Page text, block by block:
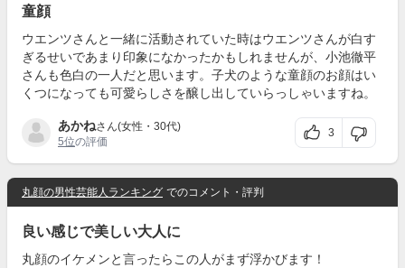
童顔
ウエンツさんと一緒に活動されていた時はウエンツさんが白す
ぎるせいであまり印象になかったかもしれませんが、小池徹平
さんも色白の一人だと思います。子犬のような童顔のお顔はい
くつになっても可愛らしさを醸し出していらっしゃいますね。
あかねさん(女性・30代)
5位の評価
3
丸顔の男性芸能人ランキング でのコメント・評判
良い感じで美しい大人に
丸顔のイケメンと言ったらこの人がまず浮かびます！